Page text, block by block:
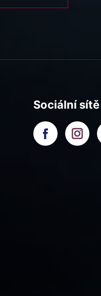
Sociální sítě